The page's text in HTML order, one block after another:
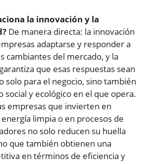
la innovación y la
De manera directa: la innovación
adaptarse y responder a
cambiantes del mercado, y la
que esas respuestas sean
solo para el negocio, sino también
social y ecológico en el que opera.
empresas que invierten en
limpia o en procesos de
no solo reducen su huella
que también obtienen una
en términos de eficiencia y